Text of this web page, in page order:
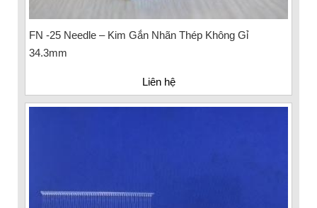
FN -25 Needle – Kim Gắn Nhãn Thép Không Gỉ
34.3mm